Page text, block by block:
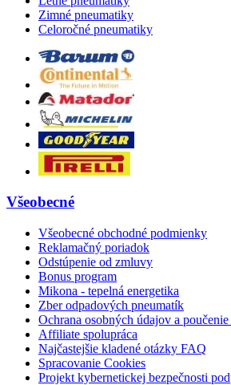
Zimné pneumatiky
Celoročné pneumatiky
Všeobecné
Všeobecné obchodné podmienky
Reklamačný poriadok
Odstúpenie od zmluvy
Bonus program
Mikona - tepelná energetika
Zber odpadových pneumatík
Ochrana osobných údajov a
Affiliate spolupráca
Najčastejšie kladené otázky FAQ
Spracovanie Cookies
Projekt kybernetickej bezpečnosti